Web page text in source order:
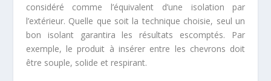
considéré comme l’équivalent d’une isolation par
l’extérieur. Quelle que soit la technique choisie, seul un
bon isolant garantira les résultats escomptés. Par
exemple, le produit à insérer entre les chevrons doit
être souple, solide et respirant.